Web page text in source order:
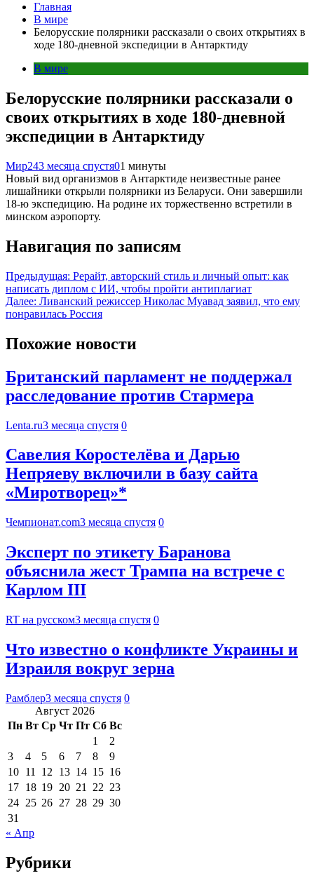
Главная
В мире
Белорусские полярники рассказали о своих открытиях в
ходе 180-дневной экспедиции в Антарктиду
В мире
Белорусские полярники рассказали о
своих открытиях в ходе 180-дневной
экспедиции в Антарктиду
Мир243 месяца спустя01 минуты
Новый вид организмов в Антарктиде неизвестные ранее
лишайники открыли полярники из Беларуси. Они завершили
18-ю экспедицию. На родине их торжественно встретили в
минском аэропорту.
Навигация по записям
Предыдущая: Рерайт, авторский стиль и личный опыт: как
написать диплом с ИИ, чтобы пройти антиплагиат
Далее: Ливанский режиссер Николас Муавад заявил, что ему
понравилась Россия
Похожие новости
Британский парламент не поддержал
расследование против Стармера
Lenta.ru3 месяца спустя 0
Савелия Коростелёва и Дарью
Непряеву включили в базу сайта
«Миротворец»*
Чемпионат.com3 месяца спустя 0
Эксперт по этикету Баранова
объяснила жест Трампа на встрече с
Карлом III
RT на русском3 месяца спустя 0
Что известно о конфликте Украины и
Израиля вокруг зерна
Рамблер3 месяца спустя 0
Август 2026
Пн Вт Ср Чт Пт Сб Вс
1
2
3
4 5 6 7 8
9
10 11 12 13 14 15 16
17 18 19 20 21 22 23
24 25 26 27 28 29 30
31
« Апр
Рубрики